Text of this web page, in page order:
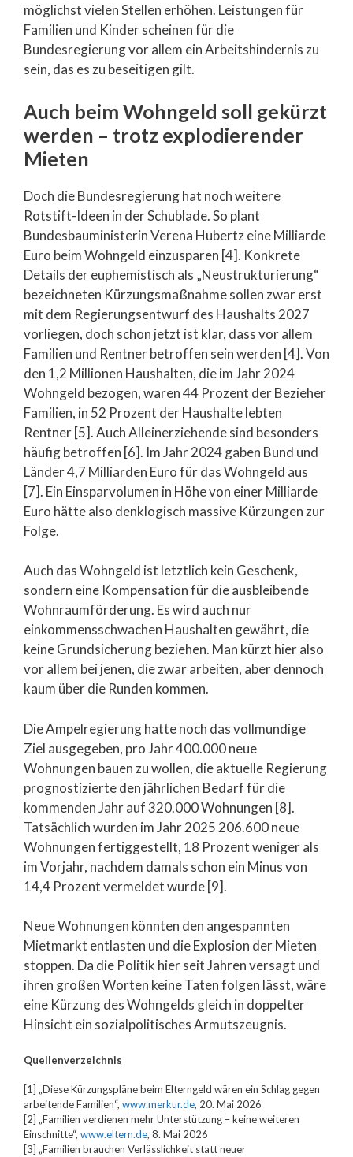
möglichst vielen Stellen erhöhen. Leistungen für
Familien und Kinder scheinen für die
Bundesregierung vor allem ein Arbeitshindernis zu
sein, das es zu beseitigen gilt.
Auch beim Wohngeld soll gekürzt
werden – trotz explodierender
Mieten
Doch die Bundesregierung hat noch weitere
Rotstift-Ideen in der Schublade. So plant
Bundesbauministerin Verena Hubertz eine Milliarde
Euro beim Wohngeld einzusparen [4]. Konkrete
Details der euphemistisch als „Neustrukturierung“
bezeichneten Kürzungsmaßnahme sollen zwar erst
mit dem Regierungsentwurf des Haushalts 2027
vorliegen, doch schon jetzt ist klar, dass vor allem
Familien und Rentner betroffen sein werden [4]. Von
den 1,2 Millionen Haushalten, die im Jahr 2024
Wohngeld bezogen, waren 44 Prozent der Bezieher
Familien, in 52 Prozent der Haushalte lebten
Rentner [5]. Auch Alleinerziehende sind besonders
häufig betroffen [6]. Im Jahr 2024 gaben Bund und
Länder 4,7 Milliarden Euro für das Wohngeld aus
[7]. Ein Einsparvolumen in Höhe von einer Milliarde
Euro hätte also denklogisch massive Kürzungen zur
Folge.
Auch das Wohngeld ist letztlich kein Geschenk,
sondern eine Kompensation für die ausbleibende
Wohnraumförderung. Es wird auch nur
einkommensschwachen Haushalten gewährt, die
keine Grundsicherung beziehen. Man kürzt hier also
vor allem bei jenen, die zwar arbeiten, aber dennoch
kaum über die Runden kommen.
Die Ampelregierung hatte noch das vollmundige
Ziel ausgegeben, pro Jahr 400.000 neue
Wohnungen bauen zu wollen, die aktuelle Regierung
prognostizierte den jährlichen Bedarf für die
kommenden Jahr auf 320.000 Wohnungen [8].
Tatsächlich wurden im Jahr 2025 206.600 neue
Wohnungen fertiggestellt, 18 Prozent weniger als
im Vorjahr, nachdem damals schon ein Minus von
14,4 Prozent vermeldet wurde [9].
Neue Wohnungen könnten den angespannten
Mietmarkt entlasten und die Explosion der Mieten
stoppen. Da die Politik hier seit Jahren versagt und
ihren großen Worten keine Taten folgen lässt, wäre
eine Kürzung des Wohngelds gleich in doppelter
Hinsicht ein sozialpolitisches Armutszeugnis.
Quellenverzeichnis
[1] „Diese Kürzungspläne beim Elterngeld wären ein Schlag gegen
arbeitende Familien“, www.merkur.de, 20. Mai 2026
[2] „Familien verdienen mehr Unterstützung – keine weiteren
Einschnitte“, www.eltern.de, 8. Mai 2026
[3] „Familien brauchen Verlässlichkeit statt neuer